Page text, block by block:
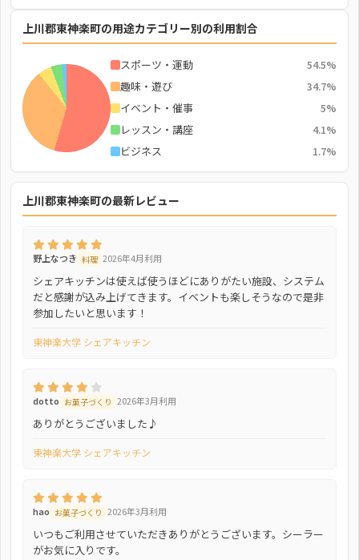
上川郡東神楽町の用途カテゴリー別の利用割合
スポーツ・運動 54.5%
趣味・遊び 34.7%
イベント・催事 5%
レッスン・講座 4.1%
ビジネス 1.7%
上川郡東神楽町の最新レビュー
野上なつき 料理 2026年4月利用
シェアキッチンは使えば使うほどにありがたい施設、システム
だと感謝が込み上げてきます。イベントも楽しそうなので是非
参加したいと思います！
東神楽大学 シェアキッチン
dotto お菓子づくり 2026年3月利用
ありがとうございました♪
東神楽大学 シェアキッチン
hao お菓子づくり 2026年3月利用
いつもご利用させていただきありがとうございます。シーラー
がお気に入りです。